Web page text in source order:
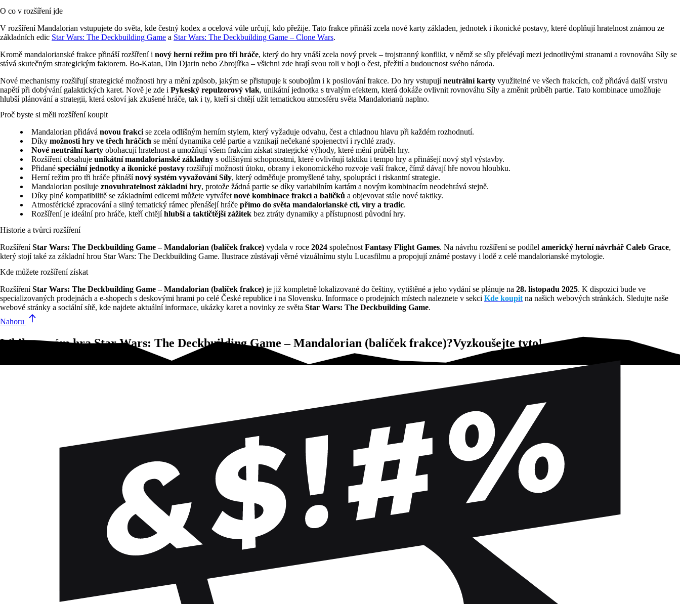
O co v rozšíření jde
V rozšíření Mandalorian vstupujete do světa, kde čestný kodex a ocelová vůle určují, kdo přežije. Tato frakce přináší zcela nové karty základen, jednotek i ikonické postavy, které doplňují hratelnost známou ze
základních edic Star Wars: The Deckbuilding Game a Star Wars: The Deckbuilding Game – Clone Wars.
Kromě mandalorianské frakce přináší rozšíření i nový herní režim pro tři hráče, který do hry vnáší zcela nový prvek – trojstranný konflikt, v němž se síly přelévají mezi jednotlivými stranami a rovnováha Síly se
stává skutečným strategickým faktorem. Bo-Katan, Din Djarin nebo Zbrojířka – všichni zde hrají svou roli v boji o čest, přežití a budoucnost svého národa.
Nové mechanismy rozšiřují strategické možnosti hry a mění způsob, jakým se přistupuje k soubojům i k posilování frakce. Do hry vstupujíneutrální karty využitelné ve všech frakcích, což přidává další vrstvu
napětí při dobývání galaktických karet. Nově je zde i Pykeský repulzorový vlak, unikátní jednotka s trvalým efektem, která dokáže ovlivnit rovnováhu Síly a změnit průběh partie. Tato kombinace umožňuje
hlubší plánování a strategii, která osloví jak zkušené hráče, tak i ty, kteří si chtějí užít tematickou atmosféru světa Mandalorianů naplno.
Proč byste si měli rozšíření koupit
Mandalorian přidává novou frakci se zcela odlišným herním stylem, který vyžaduje odvahu, čest a chladnou hlavu při každém rozhodnutí.
Díky možnosti hry ve třech hráčích se mění dynamika celé partie a vznikají nečekané spojenectví i rychlé zrady.
Nové neutrální karty obohacují hratelnost a umožňují všem frakcím získat strategické výhody, které mění průběh hry.
Rozšíření obsahuje unikátní mandalorianské základny s odlišnými schopnostmi, které ovlivňují taktiku i tempo hry a přinášejí nový styl výstavby.
Přidané speciální jednotky a ikonické postavy rozšiřují možnosti útoku, obrany i ekonomického rozvoje vaší frakce, čímž dávají hře novou hloubku.
Herní režim pro tři hráče přinášínový systém vyvažování Síly, který odměňuje promyšlené tahy, spolupráci i riskantní strategie.
Mandalorian posiluje znovuhratelnost základní hry, protože žádná partie se díky variabilním kartám a novým kombinacím neodehrává stejně.
Díky plné kompatibilitě se základními edicemi můžete vytvářet nové kombinace frakcí a balíčků a objevovat stále nové taktiky.
Atmosférické zpracování a silný tematický rámec přenášejí hráče přímo do světa mandalorianské cti, víry a tradic.
Rozšíření je ideální pro hráče, kteří chtějíhlubší a taktičtější zážitek bez ztráty dynamiky a přístupnosti původní hry.
Historie a tvůrci rozšíření
RozšířeníStar Wars: The Deckbuilding Game – Mandalorian (balíček frakce) vydala v roce 2024 společnost Fantasy Flight Games. Na návrhu rozšíření se podílel americký herní návrhář Caleb Grace,
který stojí také za základní hrou Star Wars: The Deckbuilding Game. Ilustrace zůstávají věrné vizuálnímu stylu Lucasfilmu a propojují známé postavy i lodě z celé mandalorianské mytologie.
Kde můžete rozšíření získat
RozšířeníStar Wars: The Deckbuilding Game – Mandalorian (balíček frakce) je již kompletně lokalizované do češtiny, vytištěné a jeho vydání se plánuje na 28. listopadu 2025. K dispozici bude ve
specializovaných prodejnách a e-shopech s deskovými hrami po celé České republice i na Slovensku. Informace o prodejních místech naleznete v sekci Kde koupit na našich webových stránkách. Sledujte naše
webové stránky a sociální sítě, kde najdete aktuální informace, ukázky karet a novinky ze světa Star Wars: The Deckbuilding Game.
Nahoru
Líbila se vám hra Star Wars: The Deckbuilding Game – Mandalorian (balíček frakce)?Vyzkoušejte tyto!